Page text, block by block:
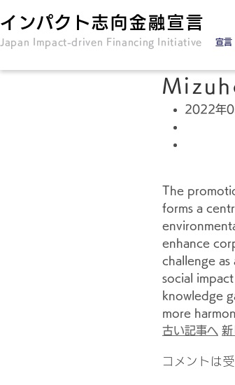
インパクト志向金融宣言
Japan Impact-driven Financing Initiative 宣言
2022年
The
forms a
enhance
challenge
social
knowledge
more
古い記事へ 新
コメントは